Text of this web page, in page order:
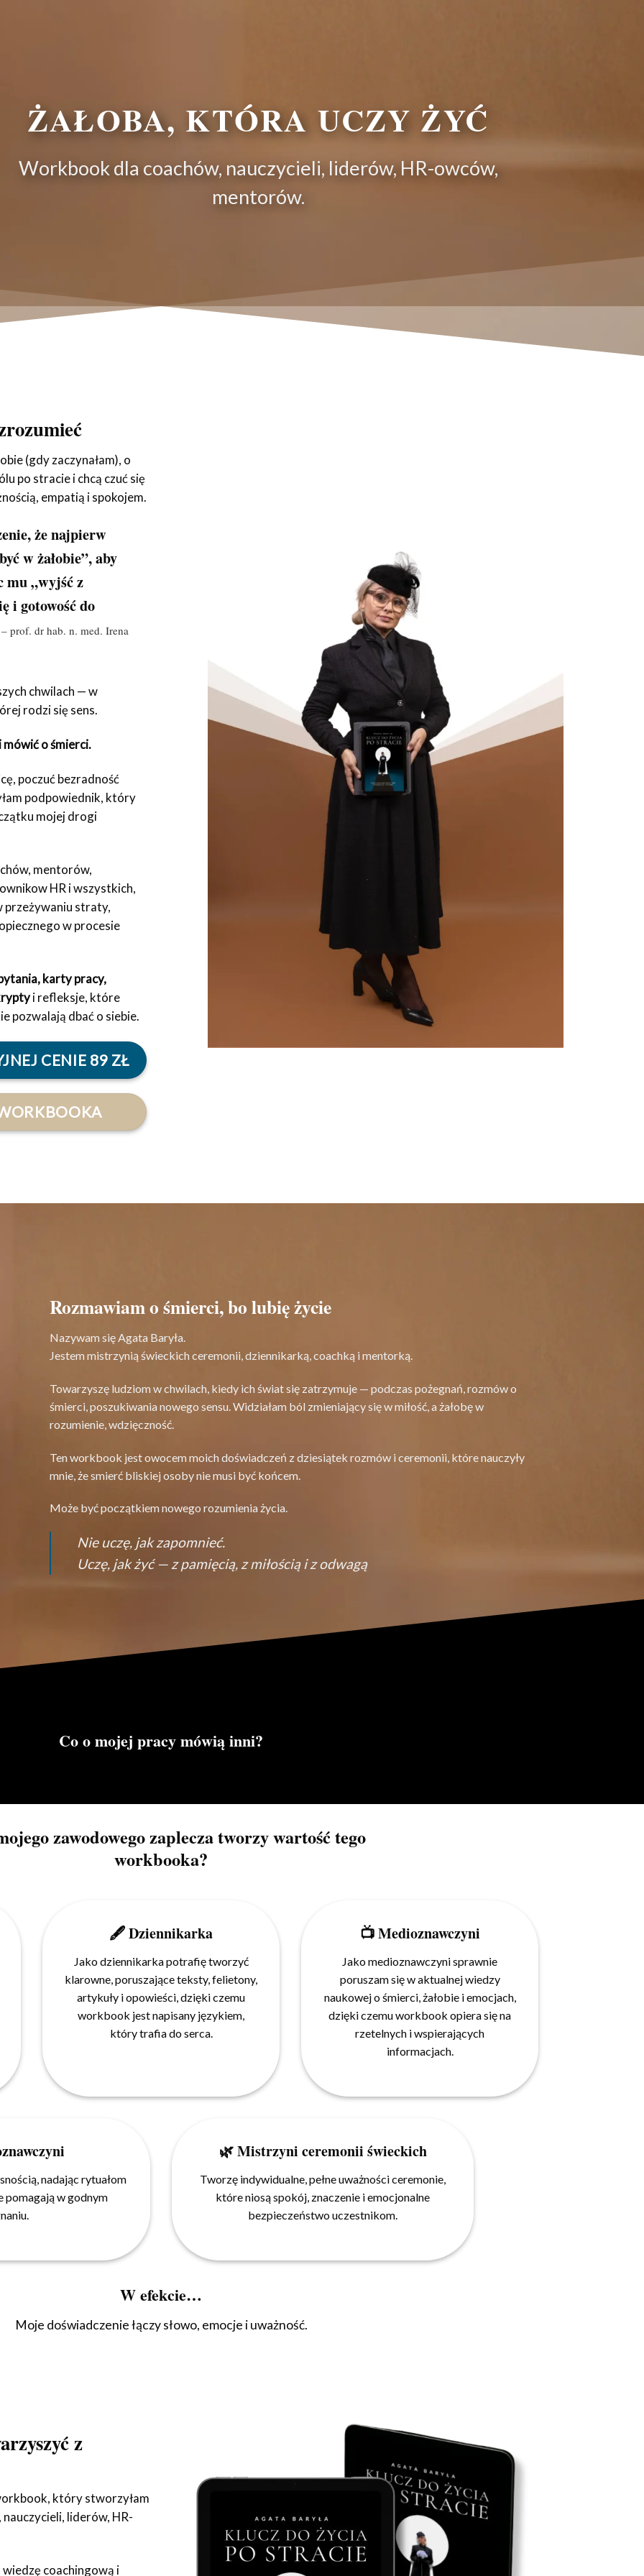
ŻAŁOBA, KTÓRA UCZY ŻYĆ
Workbook dla coachów, nauczycieli, liderów, HR-owców,
mentorów.
(gdy zaczynałam), o
po stracie i chcą czuć się
empatią i spokojem.
że najpierw
w żałobie”, aby
mu „wyjść z
i gotowość do
– prof. dr hab. n. med. Irena
chwilach — w
rodzi się sens.
mówić o śmierci.
poczuć bezradność
podpowiednik, który
mojej drogi
mentorów,
HR i wszystkich,
straty,
w procesie
karty pracy,
i refleksje, które
pozwalają dbać o siebie.
CENIE 89 ZŁ
Rozmawiam o śmierci, bo lubię życie
Nazywam się Agata Baryła.
Jestem mistrzynią świeckich ceremonii, dziennikarką, coachką i mentorką.
Towarzyszę ludziom w chwilach, kiedy ich świat się zatrzymuje — podczas pożegnań, rozmów o
śmierci, poszukiwania nowego sensu. Widziałam ból zmieniający się w miłość, a żałobę w
rozumienie, wdzięczność.
Ten workbook jest owocem moich doświadczeń z dziesiątek rozmów i ceremonii, które nauczyły
mnie, że smierć bliskiej osoby nie musi być końcem.
Może być początkiem nowego rozumienia życia.
Nie uczę, jak zapomnieć.
Uczę, jak żyć — z pamięcią, z miłością i z odwagą
Co o mojej pracy mówią inni?
zawodowego zaplecza tworzy wartość tego
workbooka?
🖋 Dziennikarka
Jako dziennikarka potrafię tworzyć
klarowne, poruszające teksty, felietony,
artykuły i opowieści, dzięki czemu
workbook jest napisany językiem,
który trafia do serca.
📺 Medioznawczyni
Jako medioznawczyni sprawnie
poruszam się w aktualnej wiedzy
naukowej o śmierci, żałobie i emocjach,
dzięki czemu workbook opiera się na
rzetelnych i wspierających
informacjach.
nadając rytuałom
pomagają w godnym
🌿 Mistrzyni ceremonii świeckich
Tworzę indywidualne, pełne uważności ceremonie,
które niosą spokój, znaczenie i emocjonalne
bezpieczeństwo uczestnikom.
W efekcie…
Moje doświadczenie łączy słowo, emocje i uważność.
z
który stworzyłam
liderów, HR-
coachingową i